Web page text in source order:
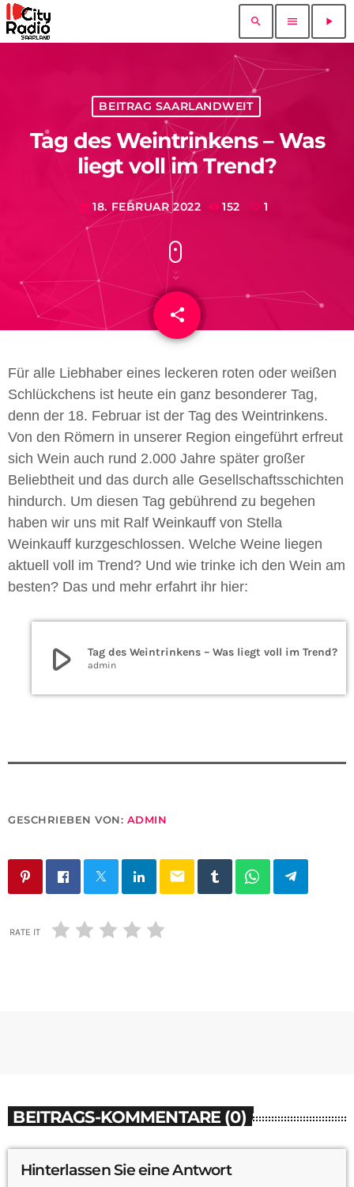
search menu play_arrow
BEITRAG SAARLANDWEIT
Tag des Weintrinkens – Was
liegt voll im Trend?
today 18. FEBRUAR 2022 152 1
share
email
Für alle Liebhaber eines leckeren roten oder weißen
Schlückchens ist heute ein ganz besonderer Tag,
denn der 18. Februar ist der Tag des Weintrinkens.
Von den Römern in unserer Region eingeführt erfreut
sich Wein auch rund 2.000 Jahre später großer
Beliebtheit und das durch alle Gesellschaftsschichten
hindurch. Um diesen Tag gebührend zu begehen
haben wir uns mit Ralf Weinkauff von Stella
Weinkauff kurzgeschlossen. Welche Weine liegen
aktuell voll im Trend? Und wie trinke ich den Wein am
besten? Das und mehr erfahrt ihr hier:
play_arrow Tag des Weintrinkens – Was liegt voll im Trend?
admin
GESCHRIEBEN VON: ADMIN
email
RATE IT
BEITRAGS-KOMMENTARE (0)
Hinterlassen Sie eine Antwort